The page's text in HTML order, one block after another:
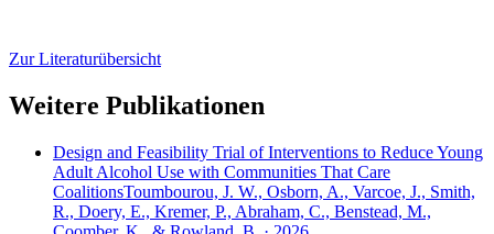
Zur Literaturübersicht
Weitere Publikationen
Design and Feasibility Trial of Interventions to Reduce Young
Adult Alcohol Use with Communities That Care
CoalitionsToumbourou, J. W., Osborn, A., Varcoe, J., Smith,
R., Doery, E., Kremer, P., Abraham, C., Benstead, M.,